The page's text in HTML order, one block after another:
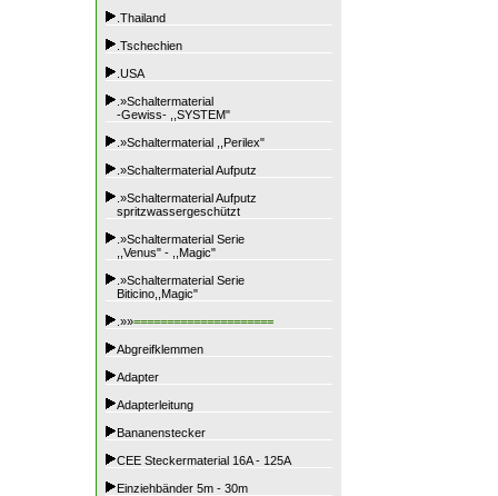
.Thailand
.Tschechien
.USA
.»Schaltermaterial
-Gewiss- ,,SYSTEM"
.»Schaltermaterial ,,Perilex"
.»Schaltermaterial Aufputz
.»Schaltermaterial Aufputz
spritzwassergeschützt
.»Schaltermaterial Serie
,,Venus" - ,,Magic"
.»Schaltermaterial Serie
Biticino,,Magic"
.»»=====================
Abgreifklemmen
Adapter
Adapterleitung
Bananenstecker
CEE Steckermaterial 16A - 125A
Einziehbänder 5m - 30m